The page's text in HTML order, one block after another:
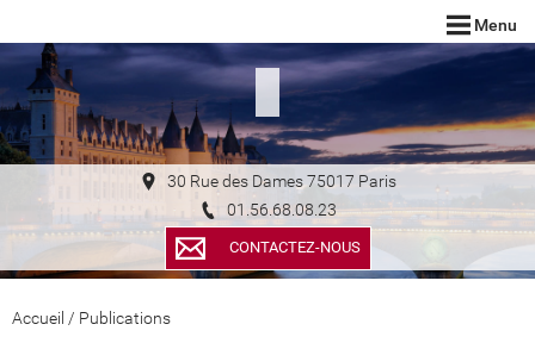
Menu
30 Rue des Dames 75017 Paris
01.56.68.08.23
CONTACTEZ-NOUS
Accueil / Publications